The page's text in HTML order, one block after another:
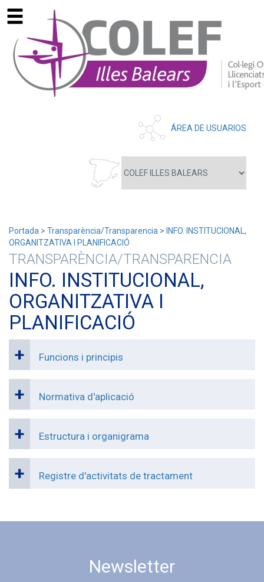
ÁREA DE USUARIOS
Portada > Transparència/Transparencia > INFO. INSTITUCIONAL,
ORGANITZATIVA I PLANIFICACIÓ
TRANSPARÈNCIA/TRANSPARENCIA
INFO. INSTITUCIONAL,
ORGANITZATIVA I
PLANIFICACIÓ
Funcions i principis
Normativa d'aplicació
Estructura i organigrama
Registre d'activitats de tractament
Newsletter